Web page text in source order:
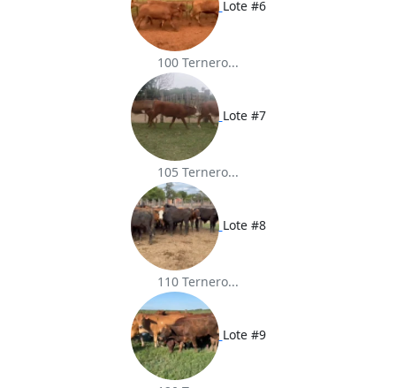
Lote #6
100 Ternero...
Lote #7
105 Ternero...
Lote #8
110 Ternero...
Lote #9